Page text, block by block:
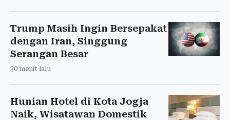
Trump Masih Ingin Bersepakat
dengan Iran, Singgung
Serangan Besar
30 menit lalu
Hunian Hotel di Kota Jogja
Naik, Wisatawan Domestik